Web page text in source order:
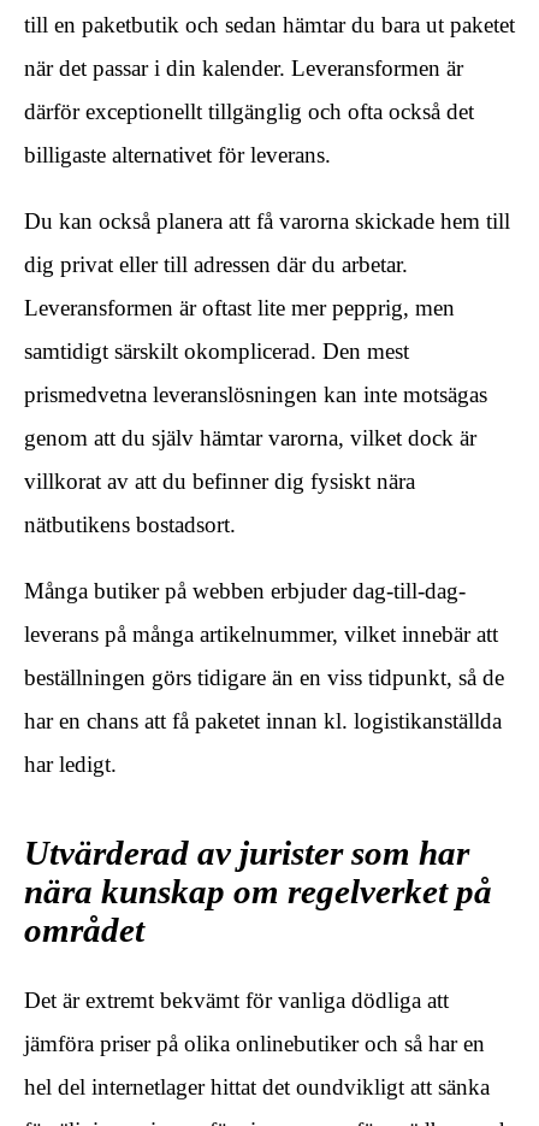
till en paketbutik och sedan hämtar du bara ut paketet
när det passar i din kalender. Leveransformen är
därför exceptionellt tillgänglig och ofta också det
billigaste alternativet för leverans.
Du kan också planera att få varorna skickade hem till
dig privat eller till adressen där du arbetar.
Leveransformen är oftast lite mer pepprig, men
samtidigt särskilt okomplicerad. Den mest
prismedvetna leveranslösningen kan inte motsägas
genom att du själv hämtar varorna, vilket dock är
villkorat av att du befinner dig fysiskt nära
nätbutikens bostadsort.
Många butiker på webben erbjuder dag-till-dag-
leverans på många artikelnummer, vilket innebär att
beställningen görs tidigare än en viss tidpunkt, så de
har en chans att få paketet innan kl. logistikanställda
har ledigt.
Utvärderad av jurister som har
nära kunskap om regelverket på
området
Det är extremt bekvämt för vanliga dödliga att
jämföra priser på olika onlinebutiker och så har en
hel del internetlager hittat det oundvikligt att sänka